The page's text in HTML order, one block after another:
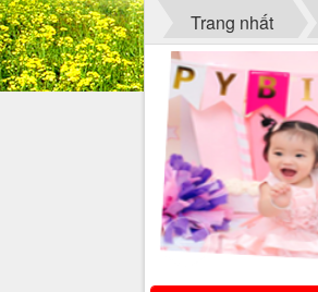
Trang nhất
QUÀ NGÀY LỄ